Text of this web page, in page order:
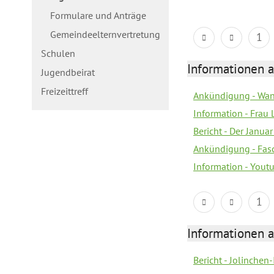
Formulare und Anträge
Gemeindeelternvertretung
Schulen
Jugendbeirat
Freizeittreff
1
Informationen
Ankündigung -
Information - Frau
Bericht - Der
Ankündigung -
Information -
1
Informationen
Bericht -